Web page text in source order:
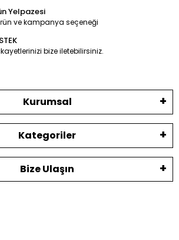
Yelpazesi
ve kampanya seçeneği
bize iletebilirsiniz.
Kurumsal
Kategoriler
Bize Ulaşın